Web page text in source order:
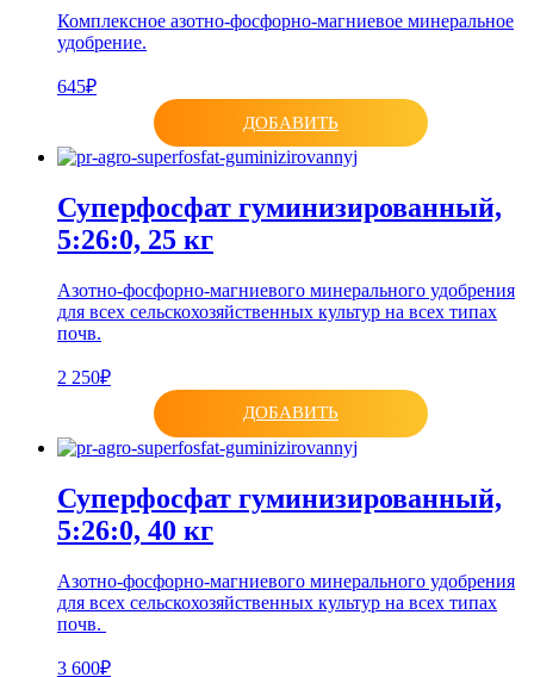
Комплексное азотно-фосфорно-магниевое минеральное
удобрение.
645₽
ДОБАВИТЬ
Суперфосфат гуминизированный,
5:26:0, 25 кг
Азотно-фосфорно-магниевого минерального удобрения
для всех сельскохозяйственных культур на всех типах
почв.
2 250₽
ДОБАВИТЬ
Суперфосфат гуминизированный,
5:26:0, 40 кг
Азотно-фосфорно-магниевого минерального удобрения
для всех сельскохозяйственных культур на всех типах
почв.
3 600₽